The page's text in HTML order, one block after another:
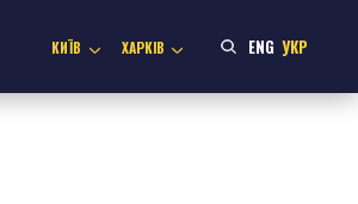
КИЇВ ХАРКІВ ENG УКР